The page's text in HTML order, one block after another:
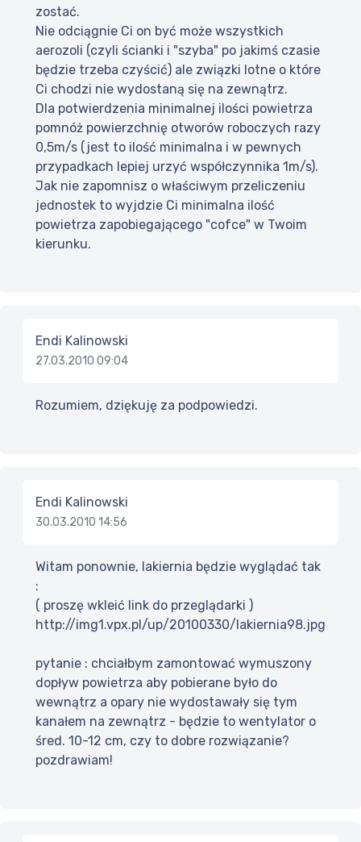
zostać.
Nie odciągnie Ci on być może wszystkich
aerozoli (czyli ścianki i "szyba" po jakimś czasie
będzie trzeba czyścić) ale związki lotne o które
Ci chodzi nie wydostaną się na zewnątrz.
Dla potwierdzenia minimalnej ilości powietrza
pomnóż powierzchnię otworów roboczych razy
0,5m/s (jest to ilość minimalna i w pewnych
przypadkach lepiej urzyć współczynnika 1m/s).
Jak nie zapomnisz o właściwym przeliczeniu
jednostek to wyjdzie Ci minimalna ilość
powietrza zapobiegającego "cofce" w Twoim
kierunku.
Endi Kalinowski
27.03.2010 09:04
Rozumiem, dziękuję za podpowiedzi.
Endi Kalinowski
30.03.2010 14:56
Witam ponownie, lakiernia będzie wyglądać tak
:
( proszę wkleić link do przeglądarki )
http://img1.vpx.pl/up/20100330/lakiernia98.jpg
pytanie : chciałbym zamontować wymuszony
dopływ powietrza aby pobierane było do
wewnątrz a opary nie wydostawały się tym
kanałem na zewnątrz - będzie to wentylator o
śred. 10-12 cm, czy to dobre rozwiązanie?
pozdrawiam!